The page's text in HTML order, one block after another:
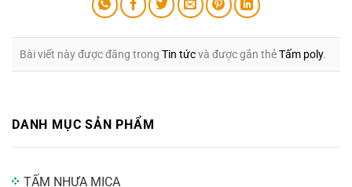
Bài viết này được đăng trong Tin tứcvà được gắn thẻTấm poly.
DANH MỤC SẢN PHẨM
TẤM NHỰA MICA